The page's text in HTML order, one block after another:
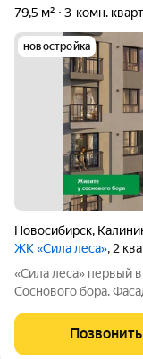
79,5 м²
3-комн.
новостройка
Новосибирск,
ЖК «Сила леса», 2
«Сила леса» первый в Новосибирске велнес-квартал у
Соснового бора.
архитектуру с
инфраструктура
Позвонить